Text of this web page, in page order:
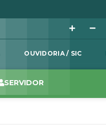
OUVIDORIA / SIC
SERVIDOR